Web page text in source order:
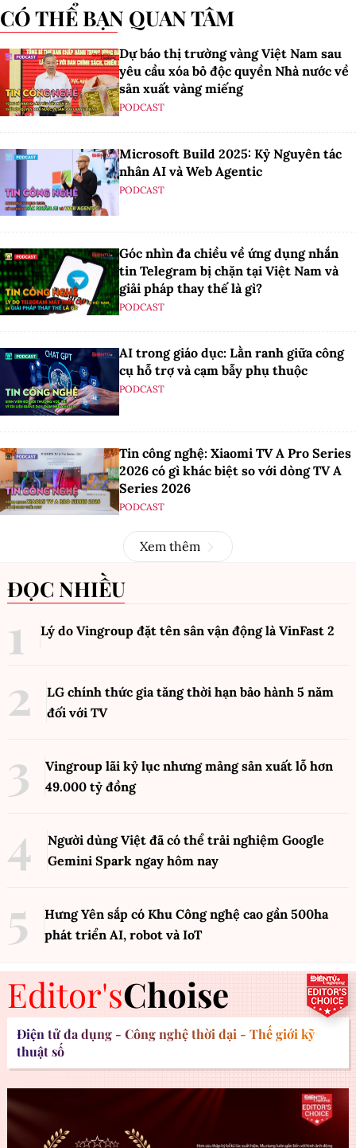
CÓ THỂ BẠN QUAN TÂM
Dự báo thị trường vàng Việt Nam sau
yêu cầu xóa bỏ độc quyền Nhà nước về
sản xuất vàng miếng
PODCAST
Microsoft Build 2025: Kỷ Nguyên tác
nhân AI và Web Agentic
PODCAST
Góc nhìn đa chiều về ứng dụng nhắn
tin Telegram bị chặn tại Việt Nam và
giải pháp thay thế là gì?
PODCAST
AI trong giáo dục: Lằn ranh giữa công
cụ hỗ trợ và cạm bẫy phụ thuộc
PODCAST
Tin công nghệ: Xiaomi TV A Pro Series
2026 có gì khác biệt so với dòng TV A
Series 2026
PODCAST
Xem thêm
ĐỌC NHIỀU
Lý do Vingroup đặt tên sân vận động là VinFast 2
LG chính thức gia tăng thời hạn bảo hành 5 năm
đối với TV
Vingroup lãi kỷ lục nhưng mảng sản xuất lỗ hơn
49.000 tỷ đồng
Người dùng Việt đã có thể trải nghiệm Google
Gemini Spark ngay hôm nay
Hưng Yên sắp có Khu Công nghệ cao gần 500ha
phát triển AI, robot và IoT
Editor'sChoise
Điện tử đa dụng - Công nghệ thời đại - Thế giới kỹ
thuật số